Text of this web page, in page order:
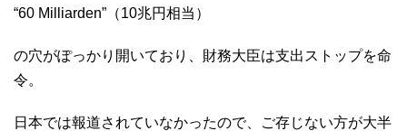
“60 Milliarden”（10兆円相当）
の穴がぽっかり開いており、財務大臣は支出ストップを命
令。
日本では報道されていなかったので、ご存じない方が大半